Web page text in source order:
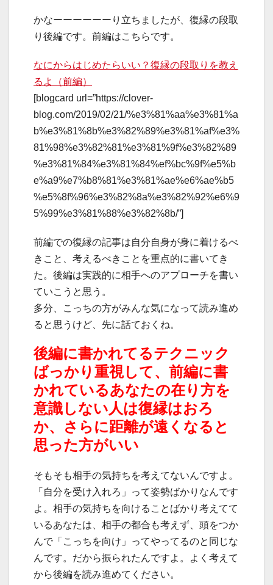
かなーーーーーーり立ちましたが、復縁の段取
り後編です。前編はこちらです。
なにからはじめたらいい？復縁の段取りを教え
るよ（前編）
[blogcard url=”https://clover-
blog.com/2019/02/21/%e3%81%aa%e3%81%a
b%e3%81%8b%e3%82%89%e3%81%af%e3%
81%98%e3%82%81%e3%81%9f%e3%82%89
%e3%81%84%e3%81%84%ef%bc%9f%e5%b
e%a9%e7%b8%81%e3%81%ae%e6%ae%b5
%e5%8f%96%e3%82%8a%e3%82%92%e6%9
5%99%e3%81%88%e3%82%8b/”]
前編での復縁の記事は自分自身が身に着けるべ
きこと、考えるべきことを重点的に書いてき
た。後編は実践的に相手へのアプローチを書い
ていこうと思う。
多分、こっちの方がみんな気になって読み進め
ると思うけど、先に話ておくね。
後編に書かれてるテクニック
ばっかり重視して、前編に書
かれているあなたの在り方を
意識しない人は復縁はおろ
か、さらに距離が遠くなると
思った方がいい
そもそも相手の気持ちを考えてないんですよ。
「自分を受け入れろ」って姿勢ばかりなんです
よ。相手の気持ちを向けることばかり考えてて
いるあなたは、相手の都合も考えず、頭をつか
んで「こっちを向け」ってやってるのと同じな
んです。だから振られたんですよ。よく考えて
から後編を読み進めてください。